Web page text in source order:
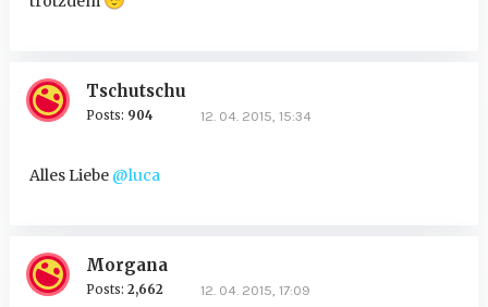
Tschutschu
Posts: 904 12. 04. 2015, 15:34
Alles Liebe @luca
Morgana
Posts: 2,662 12. 04. 2015, 17:09